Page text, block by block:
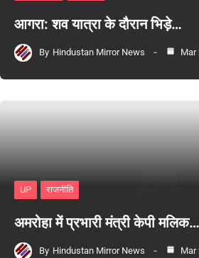
आगरा: शव यात्रा के दौरान भिड़े…
By Hindustan Mirror News Mar
UP राजनीति
अमरोहा में प्रभारी मंत्री केपी मलिक…
By Hindustan Mirror News Mar